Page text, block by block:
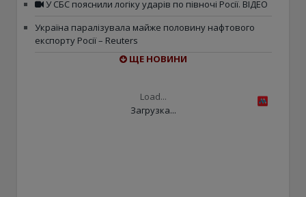
У СБС пояснили логіку ударів по півночі Росії. ВІДЕО
Україна паралізувала майже половину нафтового
експорту Росії – Reuters
ЩЕ НОВИНИ
Load...
Загрузка...